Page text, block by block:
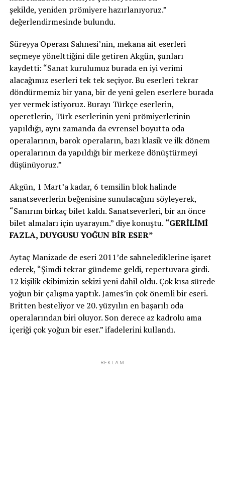
şekilde, yeniden prömiyere hazırlanıyoruz.”
değerlendirmesinde bulundu.
Süreyya Operası Sahnesi’nin, mekana ait eserleri
seçmeye yönelttiğini dile getiren Akgün, şunları
kaydetti: “Sanat kurulumuz burada en iyi verimi
alacağımız eserleri tek tek seçiyor. Bu eserleri tekrar
döndürmemiz bir yana, bir de yeni gelen eserlere burada
yer vermek istiyoruz. Burayı Türkçe eserlerin,
operetlerin, Türk eserlerinin yeni prömiyerlerinin
yapıldığı, aynı zamanda da evrensel boyutta oda
operalarının, barok operaların, bazı klasik ve ilk dönem
operalarının da yapıldığı bir merkeze dönüştürmeyi
düşünüyoruz.”
Akgün, 1 Mart’a kadar, 6 temsilin blok halinde
sanatseverlerin beğenisine sunulacağını söyleyerek,
“Sanırım birkaç bilet kaldı. Sanatseverleri, bir an önce
bilet almaları için uyarayım.” diye konuştu. “GERİLİMİ
FAZLA, DUYGUSU YOĞUN BİR ESER”
Aytaç Manizade de eseri 2011’de sahnelediklerine işaret
ederek, “Şimdi tekrar gündeme geldi, repertuvara girdi.
12 kişilik ekibimizin sekizi yeni dahil oldu. Çok kısa sürede
yoğun bir çalışma yaptık. James’in çok önemli bir eseri.
Britten besteliyor ve 20. yüzyılın en başarılı oda
operalarından biri oluyor. Son derece az kadrolu ama
içeriği çok yoğun bir eser.” ifadelerini kullandı.
REKLAM